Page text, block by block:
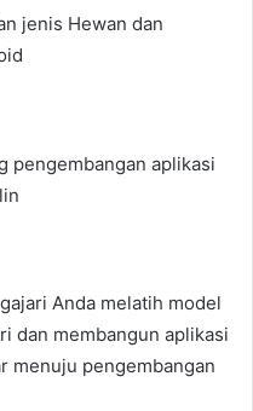
jenis Hewan dan
pengembangan aplikasi
Anda melatih model
dan membangun aplikasi
menuju pengembangan